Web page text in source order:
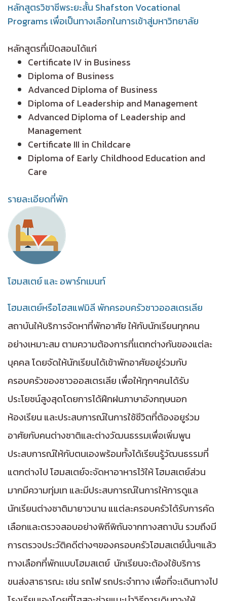
หลักสูตรวิชาชีพระยะสั้น Shafston Vocational
Programs เพื่อเป็นทางเลือกในการเข้าสู่มหาวิทยาลัย
หลักสูตรที่เปิดสอนได้แก่
Certificate IV in Business
Diploma of Business
Advanced Diploma of Business
Diploma of Leadership and Management
Advanced Diploma of Leadership and
Management
Certificate III in Childcare
Diploma of Early Childhood Education and
Care
รายละเอียดที่พัก
โฮมสเตย์ และ อพาร์ทเมนท์
โฮมสเตย์หรือโฮสแฟมิลี พักครอบครัวชาวออสเตรเลีย
สถาบันให้บริการจัดหาที่พักอาศัย ให้กับนักเรียนทุกคน
อย่างเหมาะสม ตามความต้องการที่เเตกต่างกันของแต่ละ
บุคคล โดยจัดให้นักเรียนได้เข้าพักอาศัยอยู่ร่วมกับ
ครอบครัวของชาวออสเตรเลีย เพื่อให้ทุกๆคนได้รับ
ประโยชน์สูงสุดโดยการได้ฝึกฝนภาษาอังกฤษนอก
ห้องเรียน และประสบการณ์ในการใช้ชีวิตที่ต้องอยูร่วม
อาศัยกับคนต่างชาติและต่างวัฒนธรรมเพื่อเพิ่มพูน
ประสบการณ์ให้กับตนเองพร้อมทั้งได้เรียนรู้วัฒนธรรมที่
แตกต่างไป โฮมสเตย์จะจัดหาอาหารไว้ให้ โฮมสเตย์ส่วน
มากมีความทุ่มเท และมีประสบการณ์ในการให้การดูแล
นักเรียนต่างชาติมายาวนาน แแต่ละครอบครัวได้รับการคัด
เลือกและตรวจสอบอย่างพิถีพิถันจากทางสถาบัน รวมถึงมี
การตรวจประวัติคดีต่างๆของครอบครัวโฮมสเตย์นั้นๆแล้ว
ทางเลือกที่พักเเบบโฮมสเตย์ นักเรียนจะต้องใช้บริการ
ขนส่งสาธารณะ เช่น รถไฟ รถประจำทาง เพื่อที่จะเดินทางไป